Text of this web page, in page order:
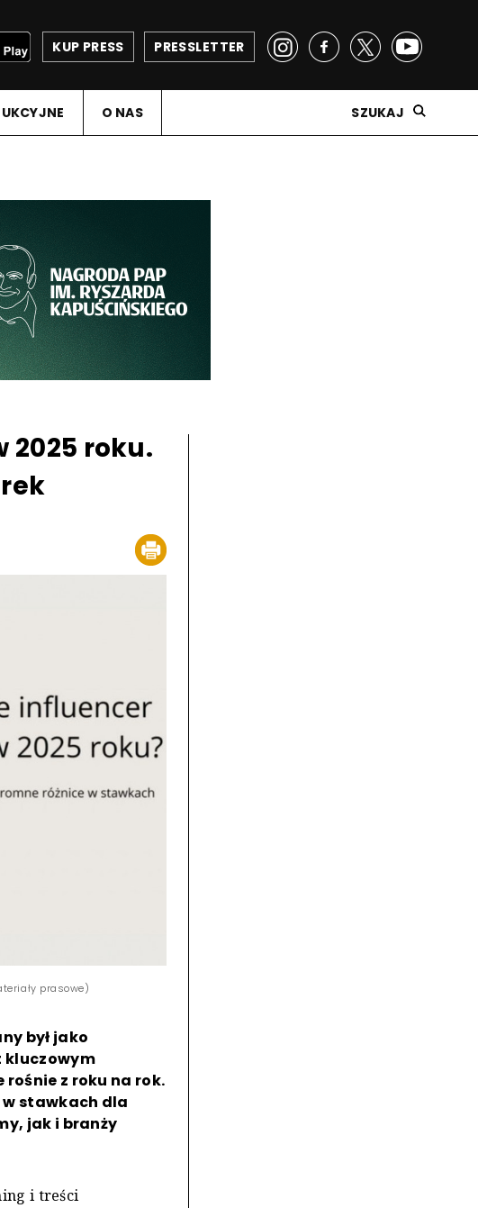
PRESSLETTER
KUP PRESS
O NAS SZUKAJ
roku.
prasowe)
był jako
kluczowym
z roku na rok.
w stawkach dla
jak i branży
i treści